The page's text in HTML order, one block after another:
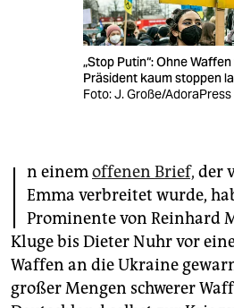
veranstaltungen
abo
genossenschaft
epaper login
„Stop Putin“: Ohne
Präsident kaum stoppen
Foto: J. Große/AdoraPress
I n einemoffenen Brief, der
Emma verbreitet wurde,
Prominente von Reinhard
Kluge bis Dieter Nuhr vor
Waffen an die Ukraine
großer Mengen schwerer